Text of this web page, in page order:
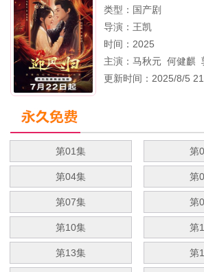
类型：国产剧
导演： 王凯
时间：2025
主演： 马秋元 何健麒
更新时间：2025/8/5
第01集 第
第04集 第
第07集 第
第10集 第
第13集 第